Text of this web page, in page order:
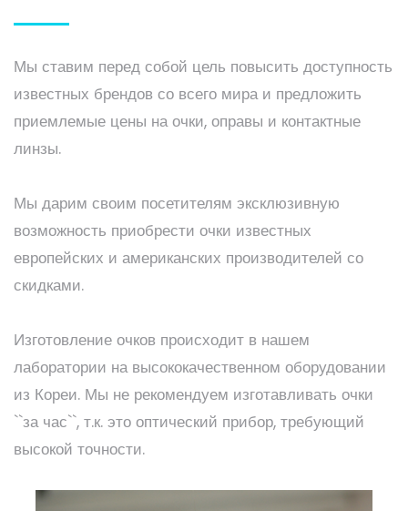
Мы ставим перед собой цель повысить доступность
известных брендов со всего мира и предложить
приемлемые цены на очки, оправы и контактные
линзы.
Мы дарим своим посетителям эксклюзивную
возможность приобрести очки известных
европейских и американских производителей со
скидками.
Изготовление очков происходит в нашем
лаборатории на высококачественном оборудовании
из Кореи. Мы не рекомендуем изготавливать очки
``за час``, т.к. это оптический прибор, требующий
высокой точности.